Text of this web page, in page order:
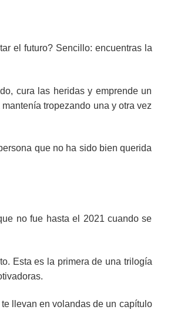
el futuro? Sencillo: encuentras la
cura las heridas y emprende un
tropezando una y otra vez
que no ha sido bien querida
no fue hasta el 2021 cuando se
Esta es la primera de una trilogía
llevan en volandas de un capítulo